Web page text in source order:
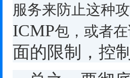
服务来防止这种
ICMP包，或者
面的限制，控